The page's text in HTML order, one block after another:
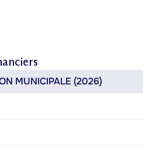
MUNICIPALE (2026)